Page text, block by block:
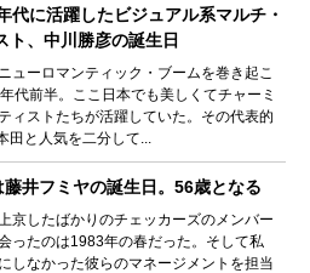
代に活躍したビジュアル系マルチ・
ト、中川勝彦の誕生日
ューロマンティック・ブームを巻き起こ
代前半。ここ日本でも美しくてチャーミ
ィストたちが活躍していた。その代表的
と人気を二分して...
井フミヤの誕生日。56歳となる
京したばかりのチェッカーズのメンバー
ったのは1983年の春だった。そして私
しなかった彼らのマネージメントを担当